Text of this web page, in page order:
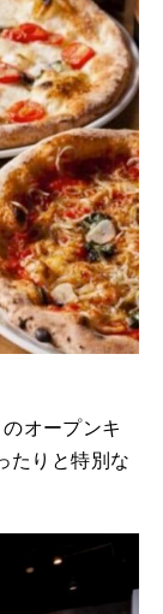
オープンキ
たりと特別な